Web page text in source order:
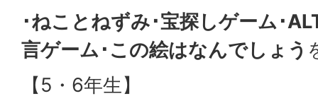
･ねことねずみ･宝探しゲーム･
言ゲーム･この絵はなんでしょう
【5・6年生】